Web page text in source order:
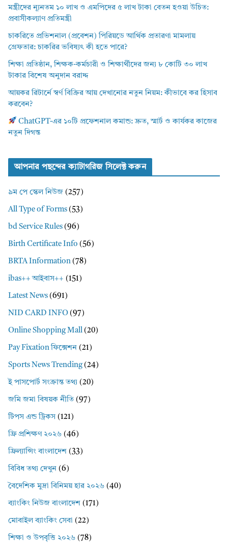
মন্ত্রীদের ন্যূনতম ১০ লাখ ও এমপিদের ৫ লাখ টাকা বেতন হওয়া উচিত:
প্রবাসীকল্যাণ প্রতিমন্ত্রী
চাকরিতে প্রভিশনাল (প্রবেশন) পিরিয়ডে আর্থিক প্রতারণা মামলায়
গ্রেফতার: চাকরির ভবিষ্যৎ কী হতে পারে?
শিক্ষা প্রতিষ্ঠান, শিক্ষক-কর্মচারী ও শিক্ষার্থীদের জন্য ৮ কোটি ৩০ লাখ
টাকার বিশেষ অনুদান বরাদ্দ
আয়কর রিটার্নে স্বর্ণ বিক্রির আয় দেখানোর নতুন নিয়ম: কীভাবে কর হিসাব
করবেন?
ChatGPT-এর ১০টি প্রফেশনাল কমান্ড: দ্রুত, স্মার্ট ও কার্যকর কাজের
নতুন দিগন্ত
আপনার পছন্দের ক্যাটাগরিজ সিলেক্ট করুন
৯ম পে স্কেল নিউজ (257)
All Type of Forms (53)
bd Service Rules (96)
Birth Certificate Info (56)
BRTA Information (78)
ibas++ আইবাস++ (151)
Latest News (691)
NID CARD INFO (97)
Online Shopping Mall (20)
Pay Fixation ফিক্সেশন (21)
Sports News Trending(24)
ই পাসপোর্ট সংক্রান্ত তথ্য (20)
জমি জমা বিষয়ক নীতি (97)
টিপস এন্ড ট্রিকস (121)
ফ্রি প্রশিক্ষণ ২০২৬ (46)
ফ্রিল্যান্সিং বাংলাদেশ (33)
বিবিধ তথ্য দেখুন (6)
বৈদেশিক মুদ্রা বিনিময় হার ২০২৬ (40)
ব্যাংকিং নিউজ বাংলাদেশ (171)
মোবাইল ব্যাংকিং সেবা (22)
শিক্ষা ও উপবৃত্তি ২০২৬ (78)